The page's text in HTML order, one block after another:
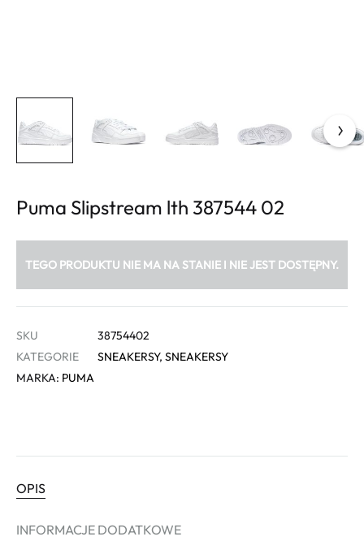
Puma Slipstream lth 387544 02
TEGO PRODUKTU NIE MA NA STANIE I NIE JEST DOSTĘPNY.
SKU
38754402
KATEGORIE
SNEAKERSY, SNEAKERSY
MARKA: PUMA
OPIS
INFORMACJE DODATKOWE